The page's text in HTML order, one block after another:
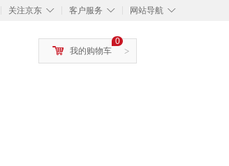
◇
关注京东 ◇
客户服务 ◇
网站导航
>
0
我的购物车